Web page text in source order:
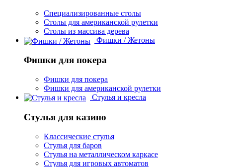
Специализированные столы
Столы для американской рулетки
Столы из массива дерева
Фишки / Жетоны
Фишки для покера
Фишки для покера
Фишки для американской рулетки
Стулья и кресла
Стулья для казино
Классические стулья
Стулья для баров
Стулья на металлическом каркасе
Стулья для игровых автоматов